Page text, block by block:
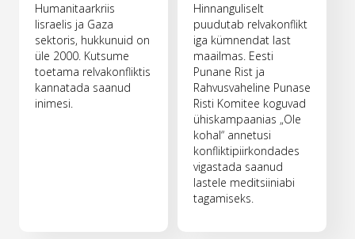
Humanitaarkriis
Iisraelis ja Gaza
sektoris, hukkunuid on
üle 2000. Kutsume
toetama relvakonfliktis
kannatada saanud
inimesi.
Hinnanguliselt
puudutab relvakonflikt
iga kümnendat last
maailmas. Eesti
Punane Rist ja
Rahvusvaheline Punase
Risti Komitee koguvad
ühiskampaanias „Ole
kohal“ annetusi
konfliktipiirkondades
vigastada saanud
lastele meditsiiniabi
tagamiseks.